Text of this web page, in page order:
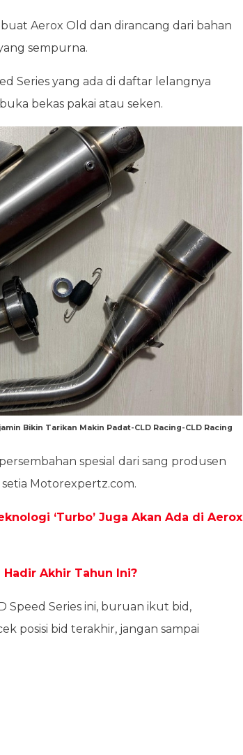
Aerox Old dan dirancang dari bahan
sempurna.
Series yang ada di daftar lelangnya
bekas pakai atau seken.
Bikin Tarikan Makin Padat-CLD Racing-CLD Racing
spesial dari sang produsen
Motorexpertz.com.
‘Turbo’ Juga Akan Ada di Aerox
Hadir Akhir Tahun Ini?
Speed Series ini, buruan ikut bid,
posisi bid terakhir, jangan sampai